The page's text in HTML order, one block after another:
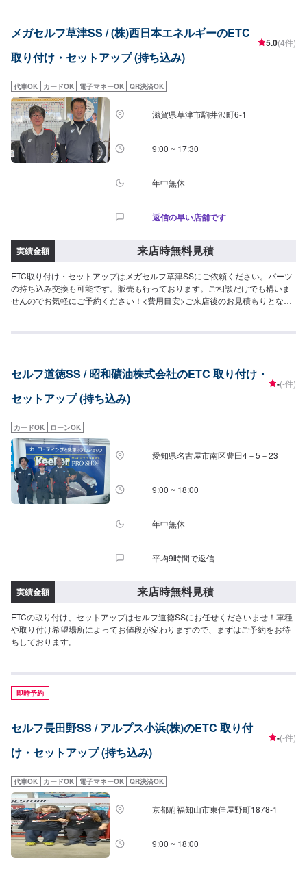
メガセルフ草津SS / (株)西日本エネルギーのETC
取り付け・セットアップ (持ち込み)
5.0(4件)
代車OK カードOK 電子マネーOK QR決済OK
滋賀県草津市駒井沢町6-1
9:00 ~ 17:30
年中無休
返信の早い店舗です
実績金額 来店時無料見積
ETC取り付け・セットアップはメガセルフ草津SSにご依頼ください。パーツ
の持ち込み交換も可能です。販売も行っております。ご相談だけでも構いま
せんのでお気軽にご予約ください！<費用目安>ご来店後のお見積もりとなり
セルフ道徳SS / 昭和礦油株式会社のETC 取り付け・
セットアップ (持ち込み)
-(-件)
カードOK ローンOK
愛知県名古屋市南区豊田4－5－23
9:00 ~ 18:00
年中無休
平均9時間で返信
実績金額 来店時無料見積
ETCの取り付け、セットアップはセルフ道徳SSにお任せくださいませ！車種
や取り付け希望場所によってお値段が変わりますので、まずはご予約をお待
ちしております。
即時予約
セルフ長田野SS / アルプス小浜(株)のETC 取り付
け・セットアップ (持ち込み)
-(-件)
代車OK カードOK 電子マネーOK QR決済OK
京都府福知山市東佳屋野町1878-1
9:00 ~ 18:00